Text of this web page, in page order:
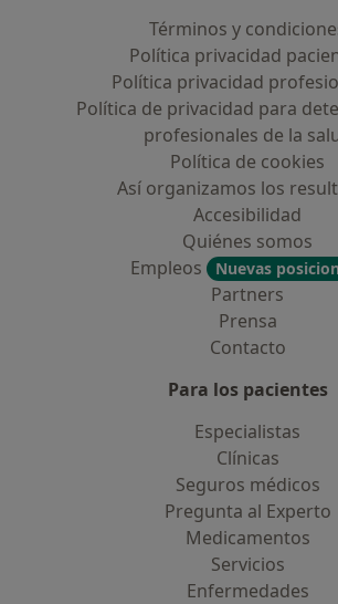
Términos y
Política privacidad
Política privacidad
Política de privacidad para
profesionales de la
Política de cookies
Así organizamos los
Accesibilidad
Quiénes somos
Empleos
Nuevas
Partners
Prensa
Contacto
Para los pacientes
Especialistas
Clínicas
Seguros médicos
Pregunta al Experto
Medicamentos
Servicios
Enfermedades